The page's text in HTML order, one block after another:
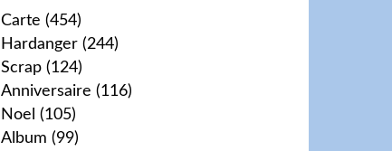
Carte (454)
Hardanger (244)
Scrap (124)
Anniversaire (116)
Noel (105)
Album (99)